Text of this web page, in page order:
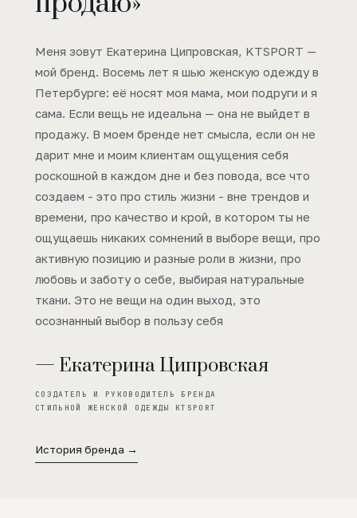
Меня зовут Екатерина Ципровская, KTSPORT —
мой бренд. Восемь лет я шью женскую одежду в
Петербурге: её носят моя мама, мои подруги и я
сама. Если вещь не идеальна — она не выйдет в
продажу. В моем бренде нет смысла, если он не
дарит мне и моим клиентам ощущения себя
роскошной в каждом дне и без повода, все что
создаем - это про стиль жизни - вне трендов и
времени, про качество и крой, в котором ты не
ощущаешь никаких сомнений в выборе вещи, про
активную позицию и разные роли в жизни, про
любовь и заботу о себе, выбирая натуральные
ткани. Это не вещи на один выход, это
осознанный выбор в пользу себя
— Екатерина Ципровская
СОЗДАТЕЛЬ И РУКОВОДИТЕЛЬ БРЕНДА
СТИЛЬНОЙ ЖЕНСКОЙ ОДЕЖДЫ KTSPORT
История бренда →